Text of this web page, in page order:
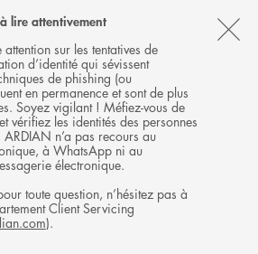
lire attentivement
sur les tentatives de
d’identité qui sévissent
de phishing (ou
en permanence et sont de plus
Soyez vigilant ! Méfiez-vous de
vérifiez les identités des personnes
n’a pas recours au
à WhatsApp ni au
électronique.
toute question, n’hésitez pas à
Client Servicing
).
MENU